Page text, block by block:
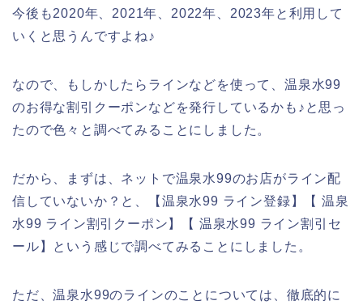
今後も2020年、2021年、2022年、2023年と利用して
いくと思うんですよね♪
なので、もしかしたらラインなどを使って、温泉水99
のお得な割引クーポンなどを発行しているかも♪と思っ
たので色々と調べてみることにしました。
だから、まずは、ネットで温泉水99のお店がライン配
信していないか？と、【温泉水99 ライン登録】【 温泉
水99 ライン割引クーポン】【 温泉水99 ライン割引セ
ール】という感じで調べてみることにしました。
ただ、温泉水99のラインのことについては、徹底的に